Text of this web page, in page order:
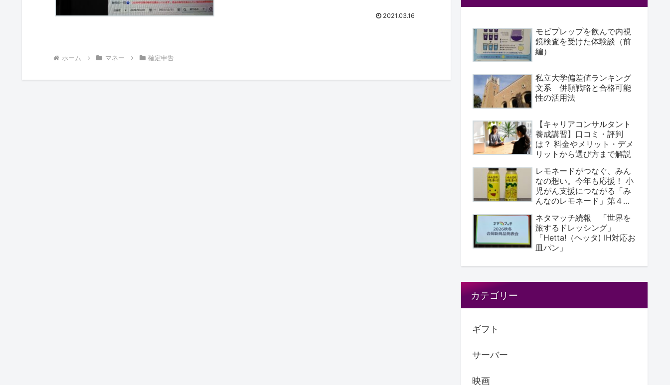
2021.03.16
ホーム マネー 確定申告
モビプレップを飲んで内視
鏡検査を受けた体験談（前
編）
私立大学偏差値ランキング
文系 併願戦略と合格可能
性の活用法
【キャリアコンサルタント
養成講習】口コミ・評判
は？ 料金やメリット・デメ
リットから選び方まで解説
レモネードがつなぐ、みん
なの想い。今年も応援！ ⼩
児がん支援につながる「み
んなのレモネード」第４弾
ネタマッチ続報 「世界を
旅するドレッシング」
「Hetta!（ヘッタ) IH対応お
皿パン」
カテゴリー
ギフト
サーバー
映画